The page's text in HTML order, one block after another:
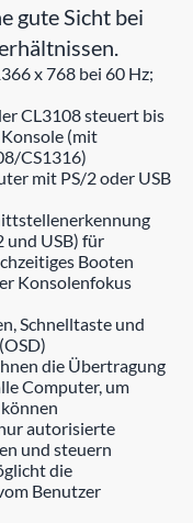
gute Sicht bei
x 768 bei 60 Hz;
CL3108 steuert bis
(mit
CS1316)
mit PS/2 oder USB
und USB) für
Booten
Konsolenfokus
Schnelltaste und
die Übertragung
Computer, um
autorisierte
und steuern
die
Benutzer